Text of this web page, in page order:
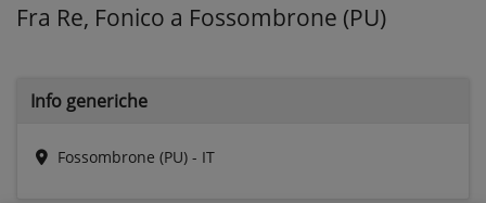
Fra Re, Fonico a Fossombrone (PU)
Info generiche
Fossombrone (PU) - IT